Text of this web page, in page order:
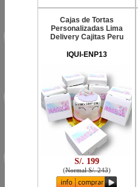
Cajas de Tortas
Personalizadas Lima
Delivery Cajitas Peru
IQUI-ENP13
S/. 199
(Normal S/. 243)